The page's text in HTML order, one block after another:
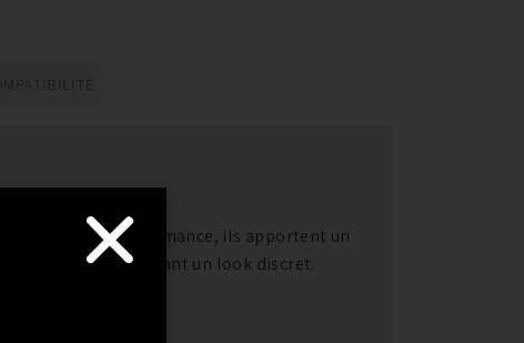
performance, ils apportent un
tout en ayant un look discret.